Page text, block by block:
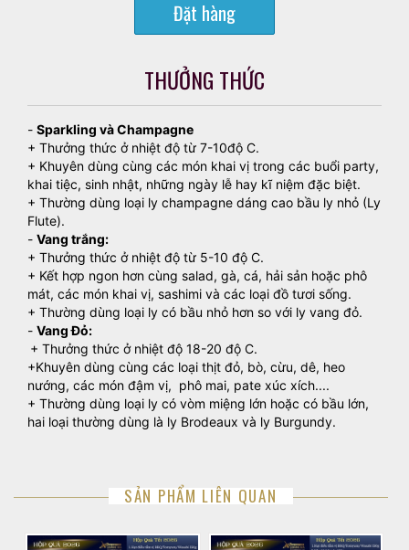
Đặt hàng
THƯỞNG THỨC
- Sparkling và Champagne
+ Thưởng thức ở nhiệt độ từ 7-10độ C.
+ Khuyên dùng cùng các món khai vị trong các buổi party,
khai tiệc, sinh nhật, những ngày lễ hay kĩ niệm đặc biệt.
+ Thường dùng loại ly champagne dáng cao bầu ly nhỏ (Ly
Flute).
- Vang trắng:
+ Thưởng thức ở nhiệt độ từ 5-10 độ C.
+ Kết hợp ngon hơn cùng salad, gà, cá, hải sản hoặc phô
mát, các món khai vị, sashimi và các loại đồ tươi sống.
+ Thường dùng loại ly có bầu nhỏ hơn so với ly vang đỏ.
- Vang Đỏ:
+ Thưởng thức ở nhiệt độ 18-20 độ C.
+Khuyên dùng cùng các loại thịt đỏ, bò, cừu, dê, heo
nướng, các món đậm vị, phô mai, pate xúc xích....
+ Thường dùng loại ly có vòm miệng lớn hoặc có bầu lớn,
hai loại thường dùng là ly Brodeaux và ly Burgundy.
SẢN PHẨM LIÊN QUAN